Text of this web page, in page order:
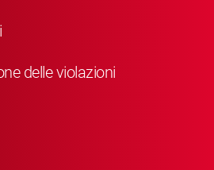
delle violazioni